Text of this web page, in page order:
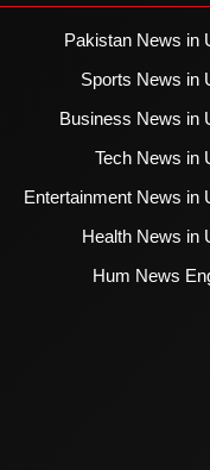
Pakistan News in
Sports News in
Business News in
Tech News in
Entertainment News in
Health News in
Hum News